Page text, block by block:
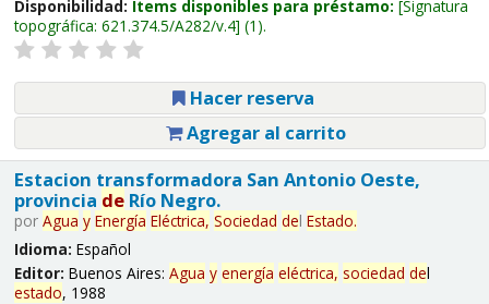
Disponibilidad: Ítems disponibles para préstamo: Signatura
topográfica: 621.374.5/A282/v.4 (1).
Hacer reserva
Agregar al carrito
Estacion transformadora San Antonio Oeste,
provincia deRío Negro.
por Agua y Energía Eléctrica, Sociedad del Estado.
Idioma: Español
Editor: Buenos Aires: Agua y energía eléctrica, sociedad del
estado, 1988